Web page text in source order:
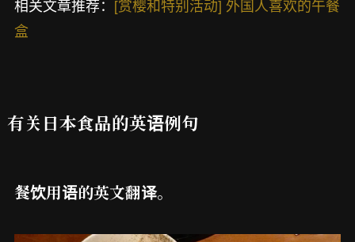
相关文章推荐： [赏樱和特别活动] 外国人喜欢的午餐
盒
有关日本食品的英语例句
餐饮用语的英文翻译。